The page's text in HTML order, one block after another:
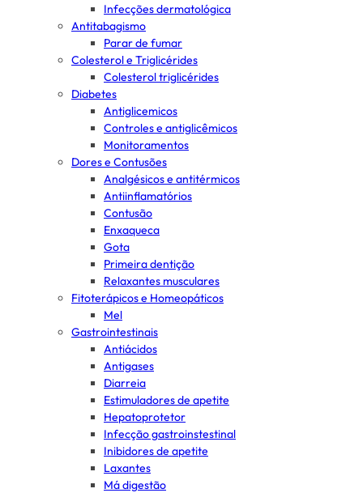
Infecções dermatológica
Antitabagismo
Parar de fumar
Colesterol e Triglicérides
Colesterol triglicérides
Diabetes
Antiglicemicos
Controles e antiglicêmicos
Monitoramentos
Dores e Contusões
Analgésicos e antitérmicos
Antiinflamatórios
Contusão
Enxaqueca
Gota
Primeira dentição
Relaxantes musculares
Fitoterápicos e Homeopáticos
Mel
Gastrointestinais
Antiácidos
Antigases
Diarreia
Estimuladores de apetite
Hepatoprotetor
Infecção gastroinstestinal
Inibidores de apetite
Laxantes
Má digestão